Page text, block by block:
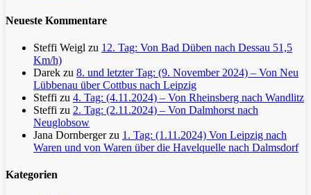
Neueste Kommentare
Steffi Weigl zu 12. Tag: Von Bad Düben nach Dessau 51,5
Km/h)
Darek zu 8. und letzter Tag: (9. November 2024) – Von Neu
Lübbenau über Cottbus nach Leipzig
Steffi zu 4. Tag: (4.11.2024) – Von Rheinsberg nach Wandlitz
Steffi zu 2. Tag: (2.11.2024) – Von Dalmhorst nach
Neuglobsow
Jana Dornbergerzu 1. Tag: (1.11.2024) Von Leipzig nach
Waren und von Waren über die Havelquelle nach Dalmsdorf
Kategorien